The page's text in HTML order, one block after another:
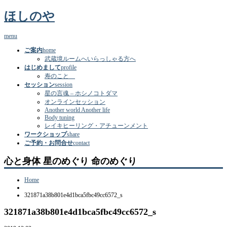
ほしのや
menu
ご案内home
武蔵境ルームへいらっしゃる方へ
はじめましてprofile
寿のこと
セッションsession
星の言魂 – ホシノコトダマ
オンラインセッション
Another world Another life
Body tuning
レイキヒーリング・アチューンメント
ワークショップshare
ご予約・お問合せcontact
心と身体 星のめぐり 命のめぐり
Home
321871a38b801e4d1bca5fbc49cc6572_s
321871a38b801e4d1bca5fbc49cc6572_s